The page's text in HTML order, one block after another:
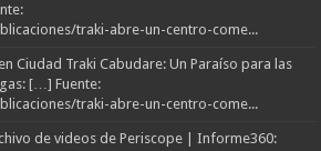
traki-abre-un-centro-come...
Ciudad Traki Cabudare: Un Paraíso para las
[…] Fuente:
traki-abre-un-centro-come...
de videos de Periscope | Informe360: